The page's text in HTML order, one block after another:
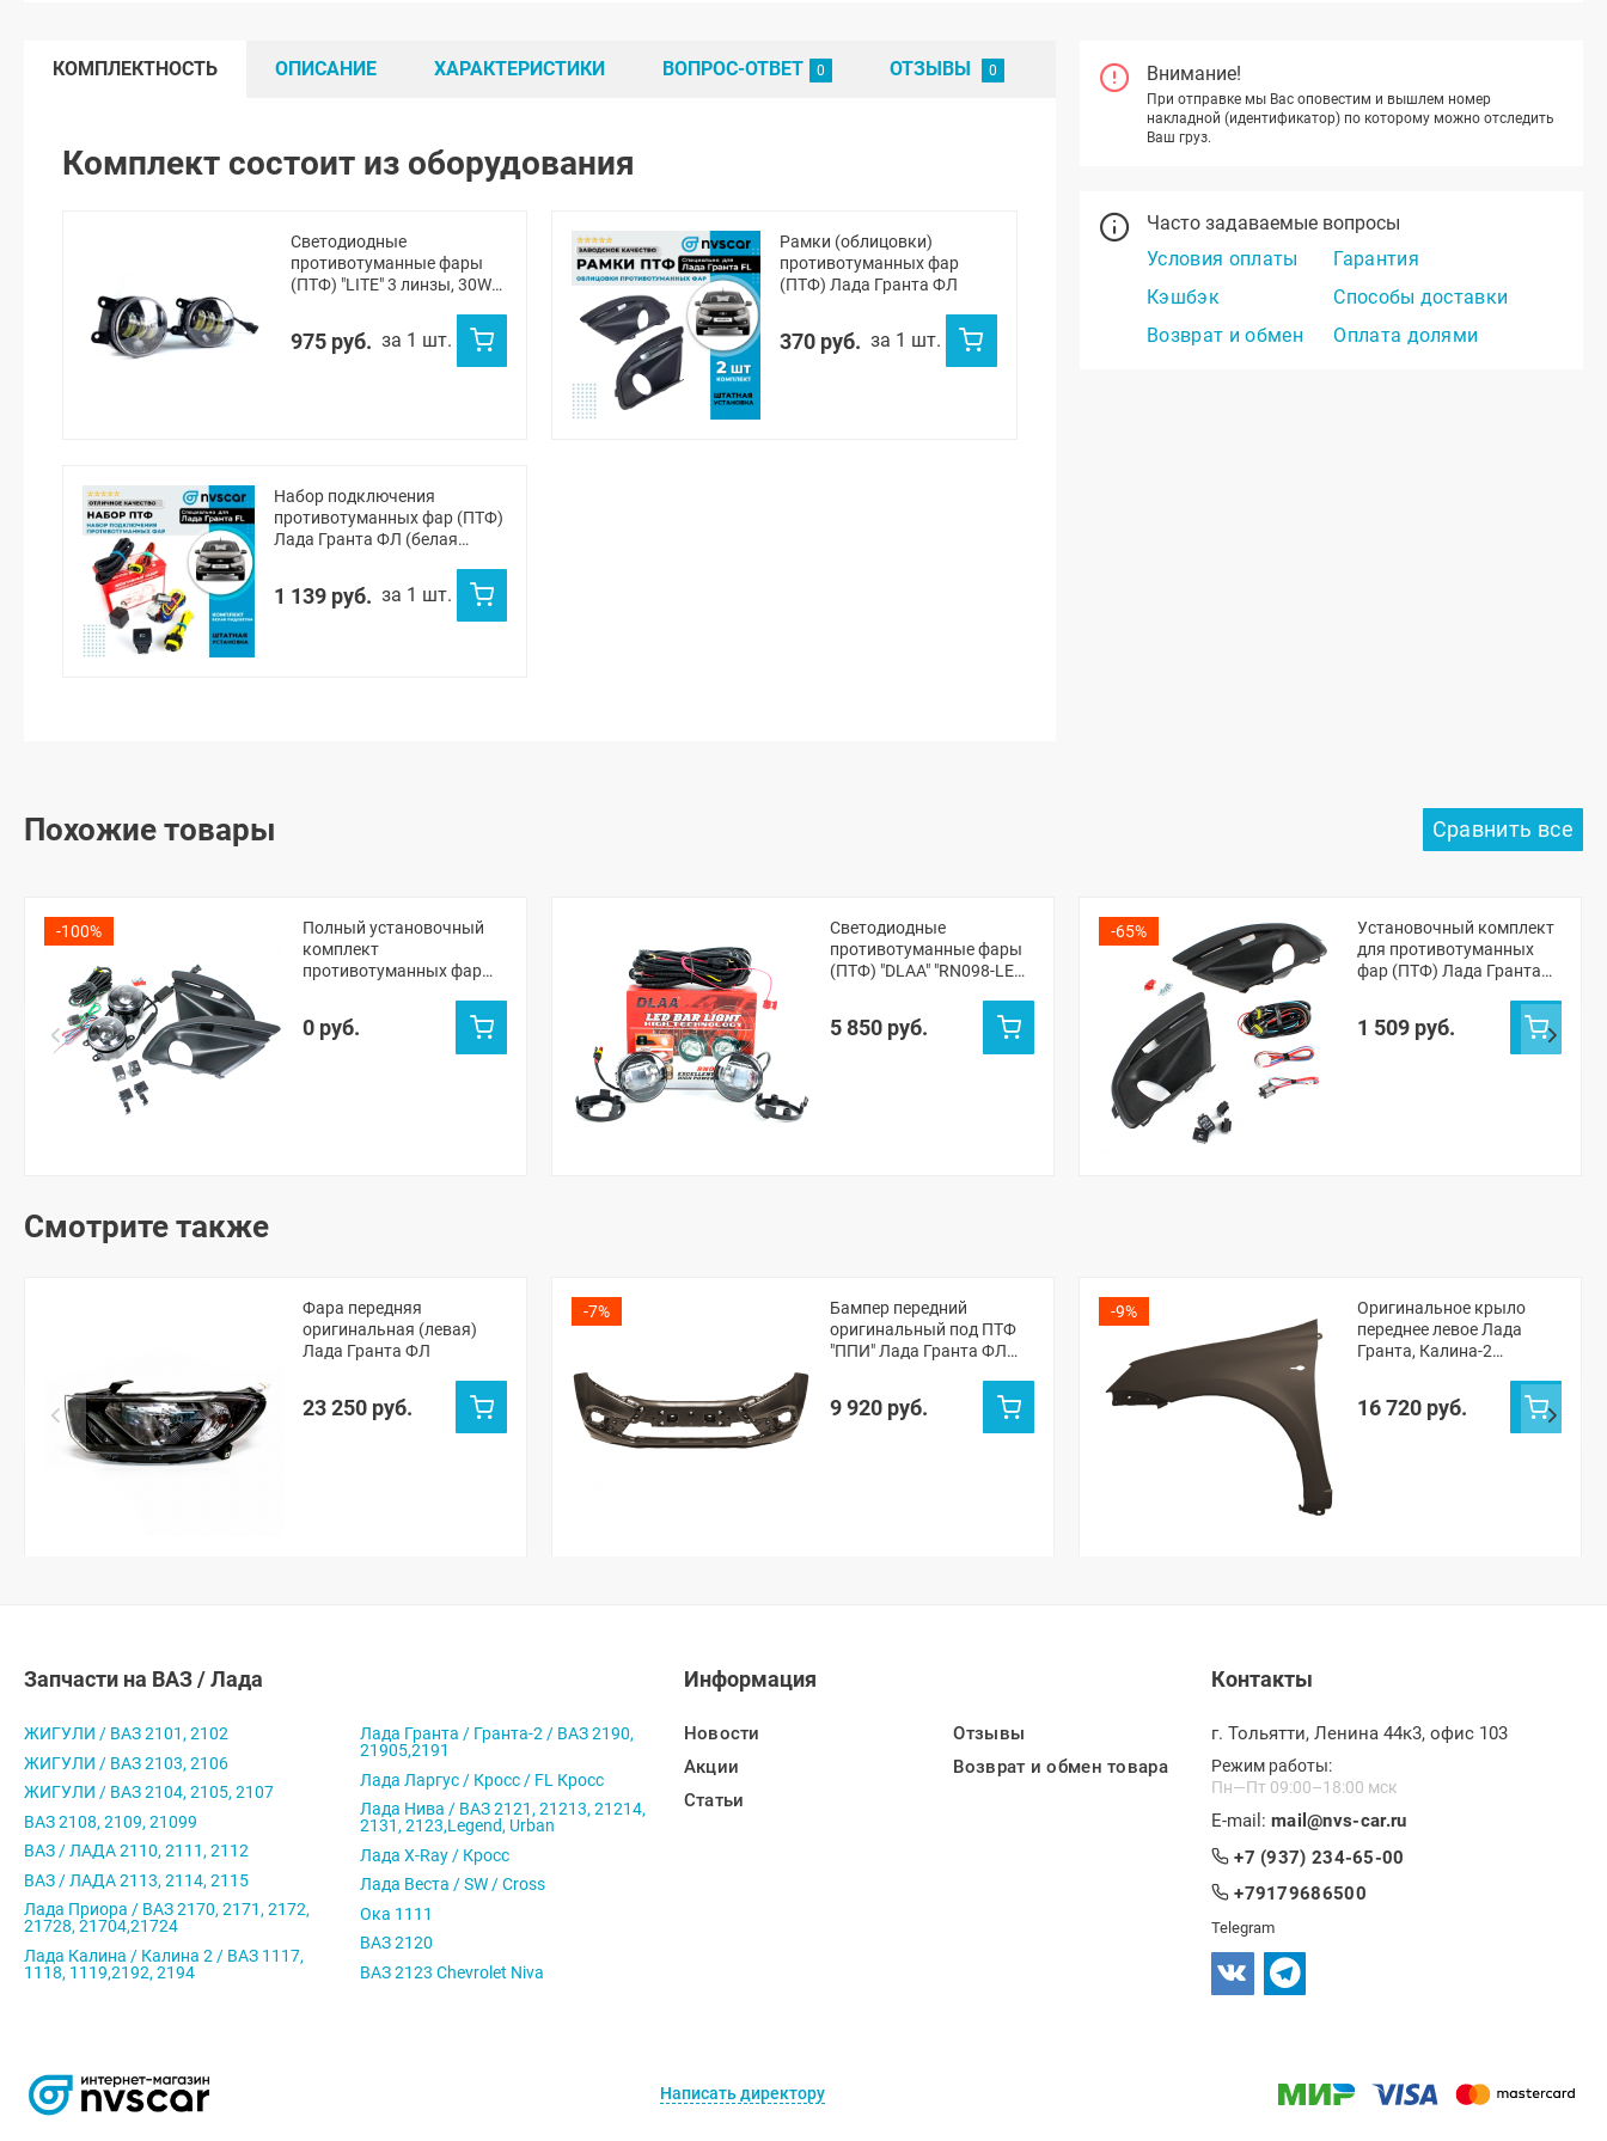
Внимание!
При отправке мы Вас оповестим и вышлем номер
накладной (идентификатор) по которому можно отследить
Ваш груз.
Часто задаваемые вопросы
Условия оплаты
Гарантия
Кэшбэк
Способы доставки
Возврат и обмен
Оплата долями
КОМПЛЕКТНОСТЬ ОПИСАНИЕ ХАРАКТЕРИСТИКИ ВОПРОС-ОТВЕТ ОТЗЫВЫ
Комплект состоит из оборудования
Светодиодные
противотуманные фары
(ПТФ) "LITE" 3 линзы, 30W
(белый)
975 руб. за 1 шт.
Рамки (облицовки)
противотуманных фар
(ПТФ) Лада Гранта ФЛ
370 руб. за 1 шт.
Набор подключения
противотуманных фар (ПТФ)
Лада Гранта ФЛ (белая
1 139 руб. за 1 шт.
Похожие товары
-100%
Полный установочный
комплект
противотуманных фар
Лада Гранта ФЛ
0 руб.
Светодиодные
противотуманные фары
(ПТФ) "DLAA" "RN098-LED"
Икс-Рей, Гранта ФЛ,
Ларгус ФЛ
5 850 руб.
-65%
Установочный комплект
для противотуманных
фар (ПТФ) Лада Гранта
1 509 руб.
Смотрите также
Фара передняя
оригинальная (левая)
Лада Гранта ФЛ
23 250 руб.
-7%
Бампер передний
оригинальный под ПТФ
"ППИ" Лада Гранта ФЛ
9 920 руб.
-9%
Оригинальное крыло
переднее левое Лада
Гранта, Калина-2
16 720 руб.
Запчасти на ВАЗ / Лада
ЖИГУЛИ / ВАЗ 2101, 2102
ЖИГУЛИ / ВАЗ 2103, 2106
ЖИГУЛИ / ВАЗ 2104, 2105, 2107
ВАЗ 2108, 2109, 21099
ВАЗ / ЛАДА 2110, 2111, 2112
ВАЗ / ЛАДА 2113, 2114, 2115
Лада Приора / ВАЗ 2170, 2171, 2172,
21728, 21704,21724
Лада Калина / Калина 2 / ВАЗ 1117,
1118, 1119,2192, 2194
Лада Гранта / Гранта-2 / ВАЗ 2190,
21905,2191
Лада Ларгус / Кросс / FL Кросс
Лада Нива / ВАЗ 2121, 21213, 21214,
2131, 2123,Legend, Urban
Лада X-Ray / Кросс
Лада Веста / SW / Cross
Ока 1111
ВАЗ 2120
ВАЗ 2123 Chevrolet Niva
Информация
Новости
Акции
Статьи
Отзывы
Возврат и обмен товара
Контакты
г. Тольятти, Ленина 44к3, офис 103
Режим работы:
Пн—Пт 09:00–18:00 мск
E-mail: mail@nvs-car.ru
+7 (937) 234-65-00
+79179686500
Telegram
Написать директору